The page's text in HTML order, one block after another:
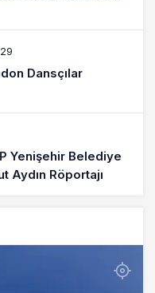
Dansçılar
Yenişehir Belediye
Aydın Röportajı